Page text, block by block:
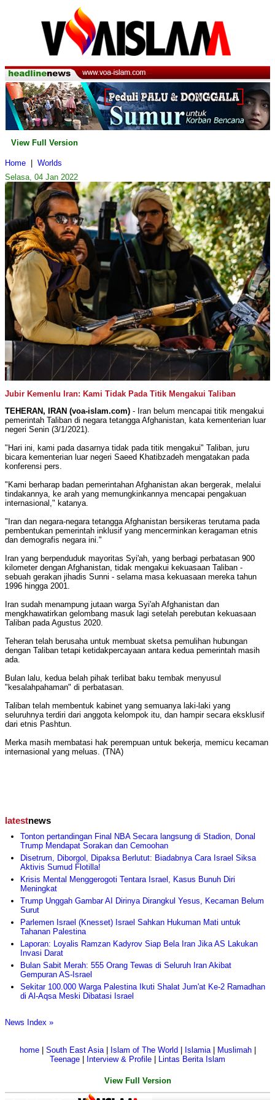
View Full Version
Home
Worlds
Selasa, 04 Jan 2022
Jubir Kemenlu Iran: Kami Tidak Pada Titik Mengakui Taliban
TEHERAN, IRAN (voa-islam.com) - Iran belum mencapai titik mengakui
pemerintah Taliban di negara tetangga Afghanistan, kata kementerian luar
negeri Senin (3/1/2021).
"Hari ini, kami pada dasarnya tidak pada titik mengakui" Taliban, juru
bicara kementerian luar negeri Saeed Khatibzadeh mengatakan pada
konferensi pers.
"Kami berharap badan pemerintahan Afghanistan akan bergerak, melalui
tindakannya, ke arah yang memungkinkannya mencapai pengakuan
internasional," katanya.
"Iran dan negara-negara tetangga Afghanistan bersikeras terutama pada
pembentukan pemerintah inklusif yang mencerminkan keragaman etnis
dan demografis negara ini."
Iran yang berpenduduk mayoritas Syi'ah, yang berbagi perbatasan 900
kilometer dengan Afghanistan, tidak mengakui kekuasaan Taliban -
sebuah gerakan jihadis Sunni - selama masa kekuasaan mereka tahun
1996 hingga 2001.
Iran sudah menampung jutaan warga Syi'ah Afghanistan dan
mengkhawatirkan gelombang masuk lagi setelah perebutan kekuasaan
Taliban pada Agustus 2020.
Teheran telah berusaha untuk membuat sketsa pemulihan hubungan
dengan Taliban tetapi ketidakpercayaan antara kedua pemerintah masih
ada.
Bulan lalu, kedua belah pihak terlibat baku tembak menyusul
"kesalahpahaman" di perbatasan.
Taliban telah membentuk kabinet yang semuanya laki-laki yang
seluruhnya terdiri dari anggota kelompok itu, dan hampir secara eksklusif
dari etnis Pashtun.
Merka masih membatasi hak perempuan untuk bekerja, memicu kecaman
internasional yang meluas. (TNA)
latestnews
Tonton pertandingan Final NBA Secara langsung di Stadion, Donal
Trump Mendapat Sorakan dan Cemoohan
Disetrum, Diborgol, Dipaksa Berlutut: Biadabnya Cara Israel Siksa
Aktivis Sumud Flotilla!
Krisis Mental Menggerogoti Tentara Israel, Kasus Bunuh Diri
Meningkat
Trump Unggah Gambar AI Dirinya Dirangkul Yesus, Kecaman Belum
Surut
Parlemen Israel (Knesset) Israel Sahkan Hukuman Mati untuk
Tahanan Palestina
Laporan: Loyalis Ramzan Kadyrov Siap Bela Iran Jika AS Lakukan
Invasi Darat
Bulan Sabit Merah: 555 Orang Tewas di Seluruh Iran Akibat
Gempuran AS-Israel
Sekitar 100.000 Warga Palestina Ikuti Shalat Jum'at Ke-2 Ramadhan
di Al-Aqsa Meski Dibatasi Israel
News Index »
home| South East Asia| Islam of The World Islamia| Muslimah|
Teenage
Interview & Profile Lintas Berita Islam
View Full Version